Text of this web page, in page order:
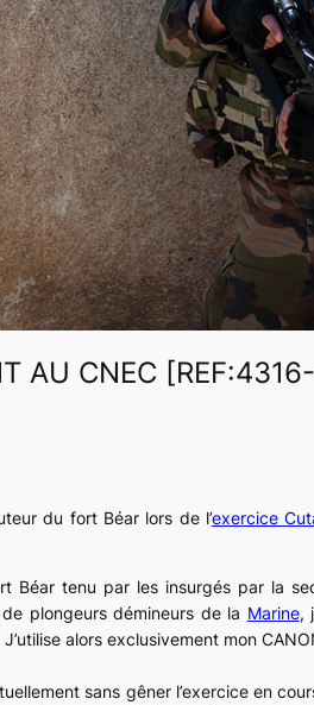
AU CNEC
du fort Béar lors de l’exercice
Béar tenu par les insurgés par la
de plongeurs démineurs de la Marine,
alors exclusivement mon
sans gêner l’exercice en